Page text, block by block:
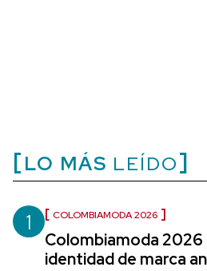
LO MÁS LEÍDO
1 COLOMBIAMODA 2026
Colombiamoda 2026
identidad de marca